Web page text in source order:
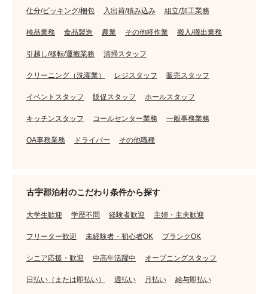
仕分/ピッキング/梱包 入出荷/積み込み 組立/加工業務
検品業務 食品製造 農業 その他軽作業 搬入/搬出業務
引越し/移転/運搬業務 清掃スタッフ
クリーニング（洗濯業） レジスタッフ 販売スタッフ
イベントスタッフ 販促スタッフ ホールスタッフ
キッチンスタッフ コールセンター業務 一般事務業務
OA事務業務 ドライバー その他職種
古宇郡泊村のこだわり条件から探す
大学生歓迎 学歴不問 経験者歓迎 主婦・主夫歓迎
フリーター歓迎 未経験者・初心者OK ブランクOK
シニア応援・歓迎 中高年活躍中 オープニングスタッフ
日払い（または即払い） 週払い 月払い 給与即払い